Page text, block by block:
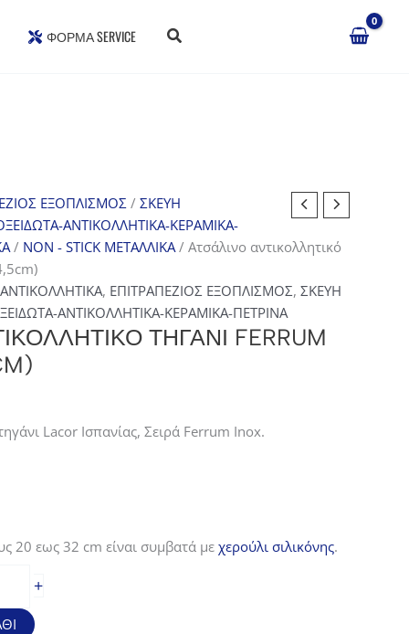
ΦΌΡΜΑ SERVICE
ΕΞΟΠΛΙΣΜΟΣ/ ΣΚΕΥΗ
ΑΝΤΙΚΟΛΛΗΤΙΚΑ-ΚΕΡΑΜΙΚΑ-
/ NON - STICK ΜΕΤΑΛΛΙΚΑ/ Ατσάλινο αντικολλητικό
ΑΝΤΙΚΟΛΛΗΤΙΚΑ, ΕΠΙΤΡΑΠΕΖΙΟΣ ΕΞΟΠΛΙΣΜΟΣ, ΣΚΕΥΗ
ΑΝΤΙΚΟΛΛΗΤΙΚΑ-ΚΕΡΑΜΙΚΑ-ΠΕΤΡΙΝΑ
ΤΗΓΆΝΙ FERRUM
Lacor Ισπανίας, Σειρά Ferrum Inox.
20 εως 32 cm είναι συμβατά με χερούλι σιλικόνης.
+